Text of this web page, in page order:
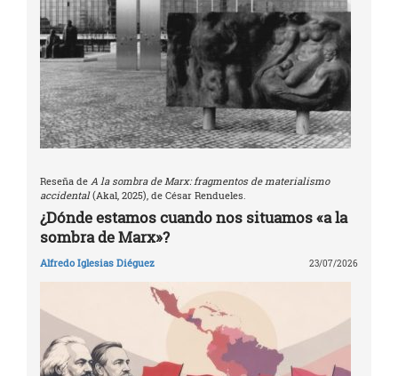
Reseña de A la sombra de Marx: fragmentos de materialismo
accidental(Akal, 2025), de César Rendueles.
¿Dónde estamos cuando nos situamos «a la
sombra de Marx»?
Alfredo Iglesias Diéguez 23/07/2026